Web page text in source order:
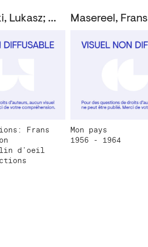
Kurzatkowski, Lukasz; Masereel, Frans
Frans
d’oeil
Masereel, Frans
Mon pays
1956 - 1964